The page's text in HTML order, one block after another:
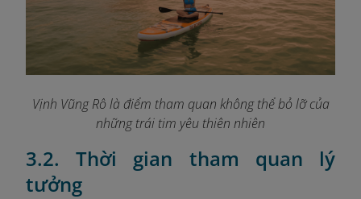
Vịnh Vũng Rô là điểm tham quan không thể bỏ lỡ của
những trái tim yêu thiên nhiên
3.2. Thời gian tham quan lý
tưởng